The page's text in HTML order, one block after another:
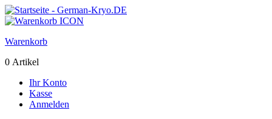
Warenkorb
0 Artikel
Ihr Konto
Kasse
Anmelden